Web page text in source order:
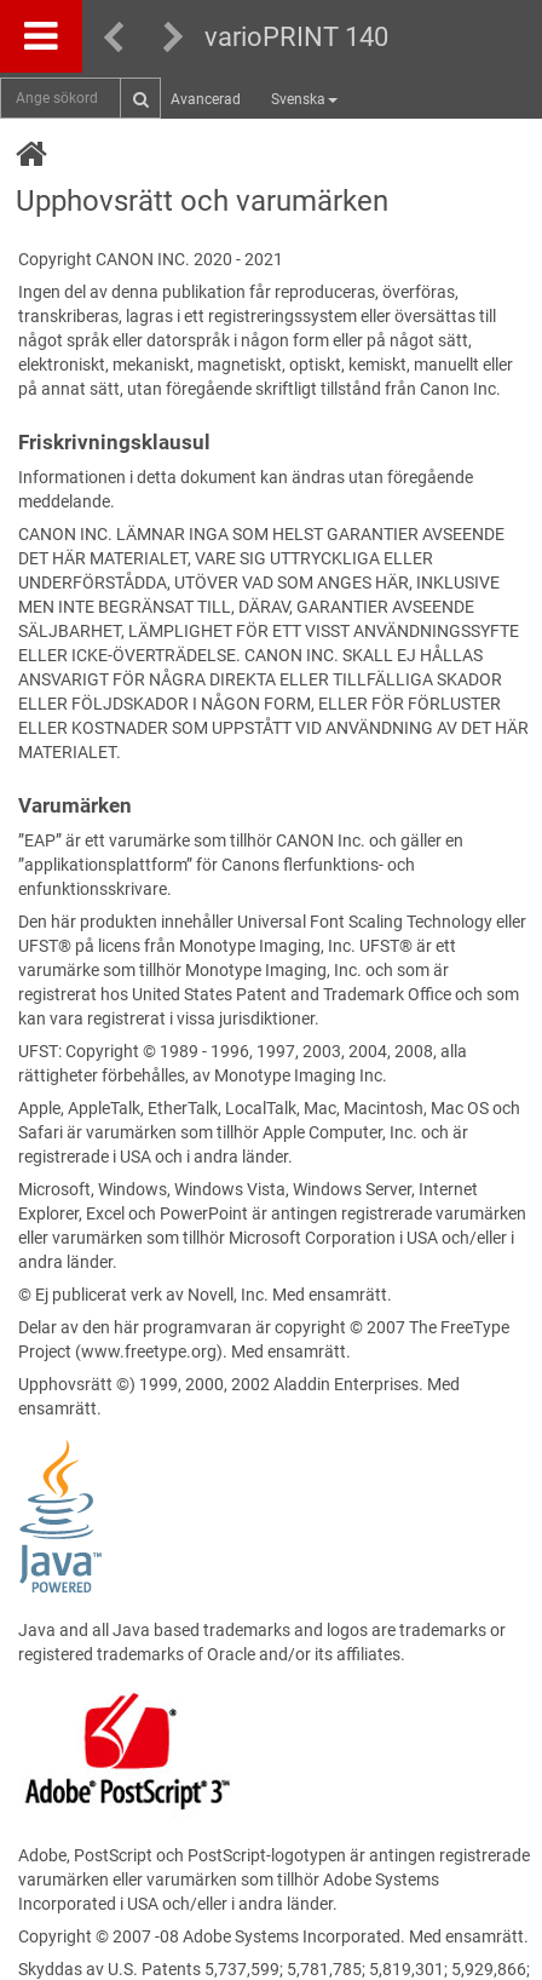
varioPRINT 140
Avancerad Svenska
Upphovsrätt och varumärken
Copyright CANON INC. 2020 - 2021
Ingen del av denna publikation får reproduceras, överföras,
transkriberas, lagras i ett registreringssystem eller översättas till
något språk eller datorspråk i någon form eller på något sätt,
elektroniskt, mekaniskt, magnetiskt, optiskt, kemiskt, manuellt eller
på annat sätt, utan föregående skriftligt tillstånd från Canon Inc.
Friskrivningsklausul
Informationen i detta dokument kan ändras utan föregående
meddelande.
CANON INC. LÄMNAR INGA SOM HELST GARANTIER AVSEENDE
DET HÄR MATERIALET, VARE SIG UTTRYCKLIGA ELLER
UNDERFÖRSTÅDDA, UTÖVER VAD SOM ANGES HÄR, INKLUSIVE
MEN INTE BEGRÄNSAT TILL, DÄRAV, GARANTIER AVSEENDE
SÄLJBARHET, LÄMPLIGHET FÖR ETT VISST ANVÄNDNINGSSYFTE
ELLER ICKE-ÖVERTRÄDELSE. CANON INC. SKALL EJ HÅLLAS
ANSVARIGT FÖR NÅGRA DIREKTA ELLER TILLFÄLLIGA SKADOR
ELLER FÖLJDSKADOR I NÅGON FORM, ELLER FÖR FÖRLUSTER
ELLER KOSTNADER SOM UPPSTÅTT VID ANVÄNDNING AV DET HÄR
MATERIALET.
Varumärken
”EAP” är ett varumärke som tillhör CANON Inc. och gäller en
”applikationsplattform” för Canons flerfunktions- och
enfunktionsskrivare.
Den här produkten innehåller Universal Font Scaling Technologyeller
UFST® på licens från Monotype Imaging, Inc. UFST®är ett
varumärke som tillhör Monotype Imaging, Inc. och som är
registrerat hos United States Patent and Trademark Office och som
kan vara registrerat i vissa jurisdiktioner.
UFST: Copyright © 1989 - 1996, 1997, 2003, 2004, 2008, alla
rättigheter förbehålles, av Monotype Imaging Inc.
Apple, AppleTalk, EtherTalk, LocalTalk, Mac, Macintosh, Mac OS och
Safari är varumärken som tillhör Apple Computer, Inc. och är
registrerade i USA och i andra länder.
Microsoft, Windows, Windows Vista, Windows Server, Internet
Explorer, Excel och PowerPoint är antingen registrerade varumärken
eller varumärken som tillhör Microsoft Corporation i USA och/eller i
andra länder.
© Ej publicerat verk av Novell, Inc. Med ensamrätt.
Delar av den här programvaran är copyright © 2007 The FreeType
Project (www.freetype.org). Med ensamrätt.
Upphovsrätt ©) 1999, 2000, 2002 Aladdin Enterprises. Med
ensamrätt.
Java and all Java based trademarks and logos are trademarks or
registered trademarks of Oracle and/or its affiliates.
Adobe, PostScript och PostScript-logotypen är antingen registrerade
varumärken eller varumärken som tillhör Adobe Systems
Incorporated i USA och/eller i andra länder.
Copyright © 2007 -08 Adobe Systems Incorporated. Med ensamrätt.
Skyddas av U.S. Patents 5,737,599; 5,781,785; 5,819,301; 5,929,866;